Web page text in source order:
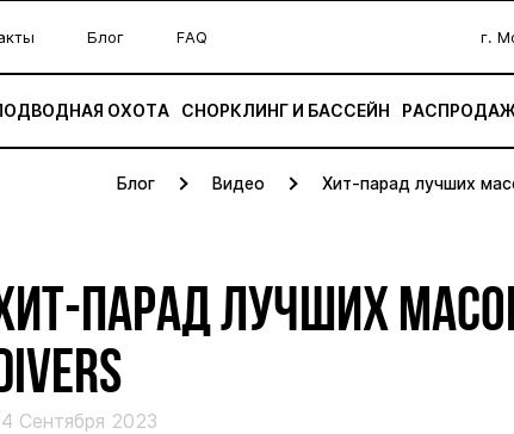
Блог FAQ г.
ОХОТА СНОРКЛИНГ И БАССЕЙН
Блог Видео Хит-парад лучших
ПАРАД ЛУЧШИХ
Сентября 2023